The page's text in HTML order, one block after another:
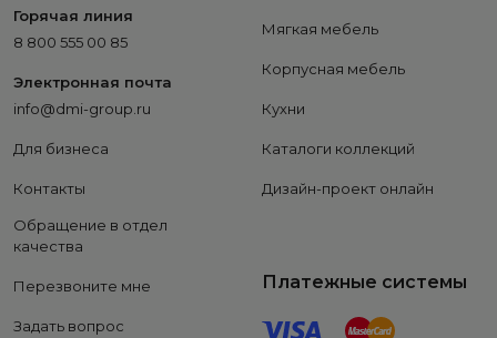
Горячая линия
8 800 555 00 85
Электронная почта
info@dmi-group.ru
Для бизнеса
Контакты
Обращение в отдел
качества
Перезвоните мне
Задать вопрос
Мягкая мебель
Корпусная мебель
Кухни
Каталоги коллекций
Дизайн-проект онлайн
Платежные системы